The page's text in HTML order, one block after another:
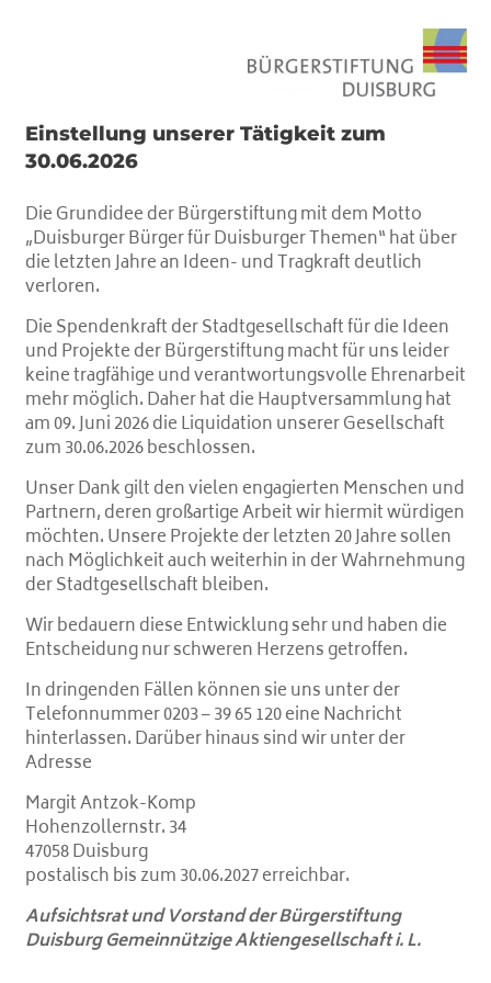
Einstellung unserer Tätigkeit zum
30.06.2026
Die Grundidee der Bürgerstiftung mit dem Motto
„Duisburger Bürger für Duisburger Themen“ hat über
die letzten Jahre an Ideen- und Tragkraft deutlich
verloren.
Die Spendenkraft der Stadtgesellschaft für die Ideen
und Projekte der Bürgerstiftung macht für uns leider
keine tragfähige und verantwortungsvolle Ehrenarbeit
mehr möglich. Daher hat die Hauptversammlung hat
am 09. Juni 2026 die Liquidation unserer Gesellschaft
zum 30.06.2026 beschlossen.
Unser Dank gilt den vielen engagierten Menschen und
Partnern, deren großartige Arbeit wir hiermit würdigen
möchten. Unsere Projekte der letzten 20 Jahre sollen
nach Möglichkeit auch weiterhin in der Wahrnehmung
der Stadtgesellschaft bleiben.
Wir bedauern diese Entwicklung sehr und haben die
Entscheidung nur schweren Herzens getroffen.
In dringenden Fällen können sie uns unter der
Telefonnummer0203 – 39 65 120eine Nachricht
hinterlassen. Darüber hinaus sind wir unter der
Adresse
Margit Antzok-Komp
Hohenzollernstr. 34
47058 Duisburg
postalisch bis zum 30.06.2027 erreichbar.
Aufsichtsrat und Vorstand der Bürgerstiftung
Duisburg Gemeinnützige Aktiengesellschaft i. L.